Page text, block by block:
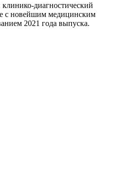
диагностический
с новейшим медицинским
2021 года выпуска.